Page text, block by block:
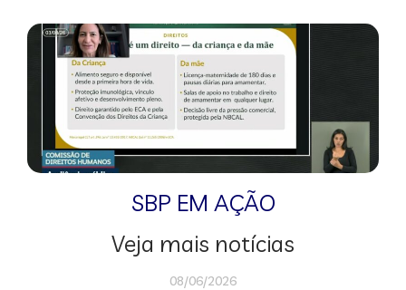
SBP EM AÇÃO
Veja mais notícias
08/06/2026